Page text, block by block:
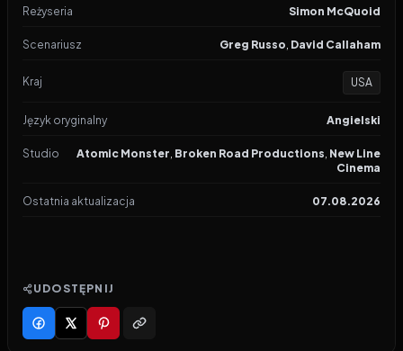
Reżyseria Simon McQuoid
Scenariusz Greg Russo, David Callaham
Kraj USA
Język oryginalny Angielski
Studio Atomic Monster, Broken Road Productions, New Line
Cinema
Ostatnia aktualizacja 07.08.2026
UDOSTĘPNIJ